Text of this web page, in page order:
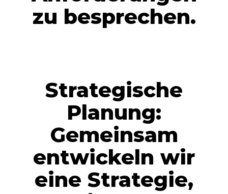
zu besprechen.
Strategische
Planung:
Gemeinsam
entwickeln wir
eine Strategie,